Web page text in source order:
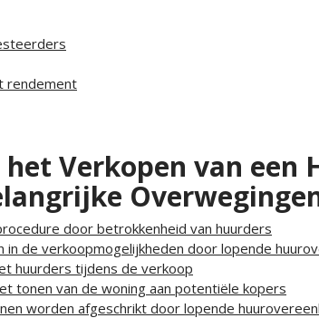
rendement
Verkopen van een
door betrokkenheid van huurders
in de verkoopmogelijkheden door lopende
huurders tijdens de verkoop
tonen van de woning aan potentiële kopers
worden afgeschrikt door lopende